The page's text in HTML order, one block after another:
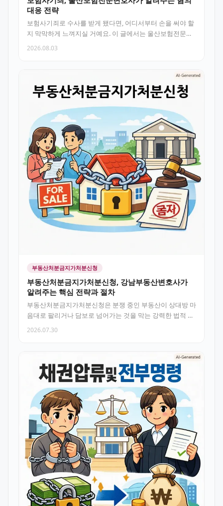
대응 전략
보험사기죄로 수사를 받게 됐다면, 어디서부터 손을 써야 할
지 막막하게 느껴지실 거예요. 이 글에서는 울산보험전문변
호사의 시각으로…
2026.08.03
부동산처분금지가처분신청
부동산처분금지가처분신청, 강남부동산변호사가
알려주는 핵심 전략과 절차
부동산처분금지가처분신청은 분쟁 중인 부동산이 상대방 마
음대로 팔리거나 담보로 넘어가는 것을 막는 강력한 법적 수
단이에요. 강남부동…
2026.07.30